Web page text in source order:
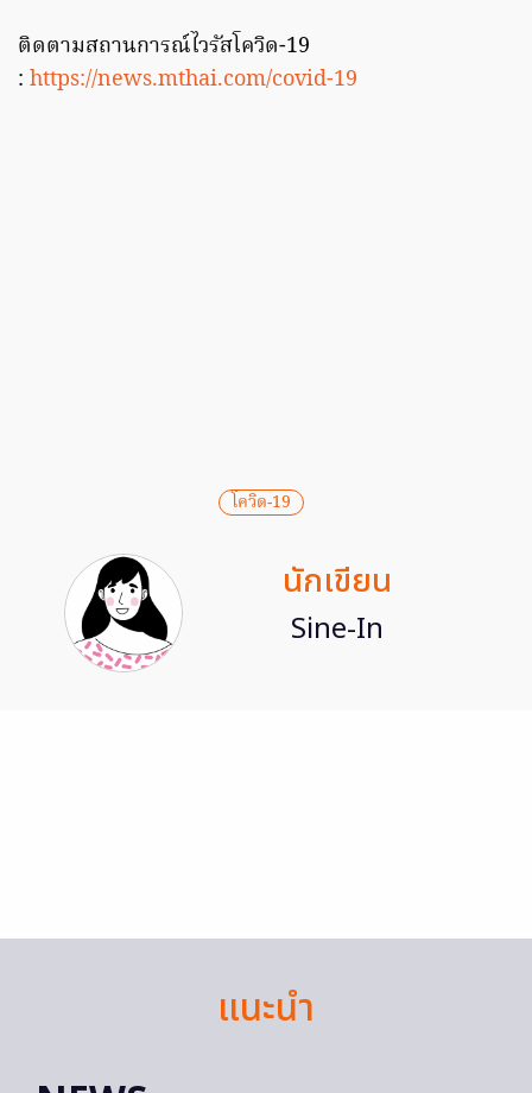
ติดตามสถานการณ์ไวรัสโควิด-19
: https://news.mthai.com/covid-19
โควิด-19
นักเขียน
Sine-In
แนะนำ